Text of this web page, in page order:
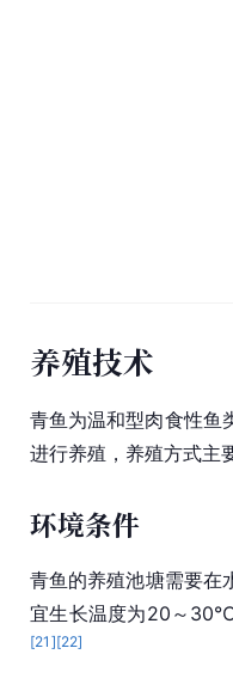
养殖技术
青鱼为温和型肉食性鱼
进行养殖，养殖方式主
环境条件
青鱼的养殖池塘需要
宜生长温度为20～
[21 ][22]